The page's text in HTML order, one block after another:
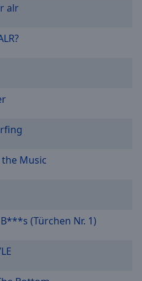
alr
Music
(Türchen Nr. 1)